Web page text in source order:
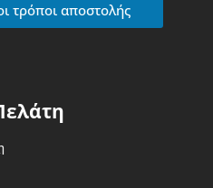
τρόποι αποστολής